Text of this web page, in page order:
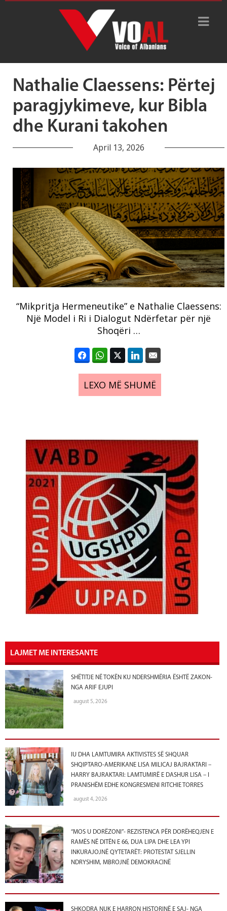
Tag Archive: Nathalie
Claessens
Nathalie Claessens: Përtej
paragjykimeve, kur Bibla
dhe Kurani takohen
April 13, 2026
“Mikpritja Hermeneutike” e Nathalie Claessens:
Një Model i Ri i Dialogut Ndërfetar për një
Shoqëri …
LEXO MË SHUMË
LAJMET ME INTERESANTE
SHËTITJE NË TOKËN KU NDERSHMËRIA ËSHTË ZAKON-
NGA ARIF EJUPI
august 5, 2026
IU DHA LAMTUMIRA AKTIVISTES SË SHQUAR
SHQIPTARO-AMERIKANE LISA MILICAJ BAJRAKTARI –
HARRY BAJRAKTARI: LAMTUMIRË E DASHUR LISA – I
PRANISHËM EDHE KONGRESMENI RITCHIE TORRES
august 4, 2026
“MOS U DORËZONI”- REZISTENCA PËR DORËHEQJEN E
RAMËS NË DITËN E 66, DUA LIPA DHE LEA YPI
INKURAJOJNË QYTETARËT: PROTESTAT SJELLIN
NDRYSHIM, MBROJNË DEMOKRACINË
SHKODRA NUK E HARRON HISTORINË E SAJ- NGA